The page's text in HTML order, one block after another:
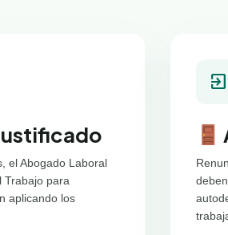
el Abogado Laboral
Trabajo para
aplicando los
exit_to_app